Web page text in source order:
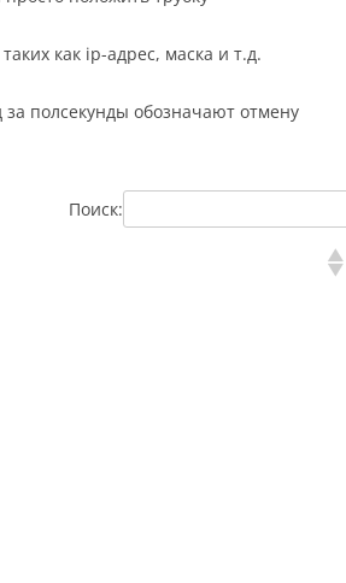
как ip-адрес, маска и т.д.
полсекунды обозначают отмену
Поиск: